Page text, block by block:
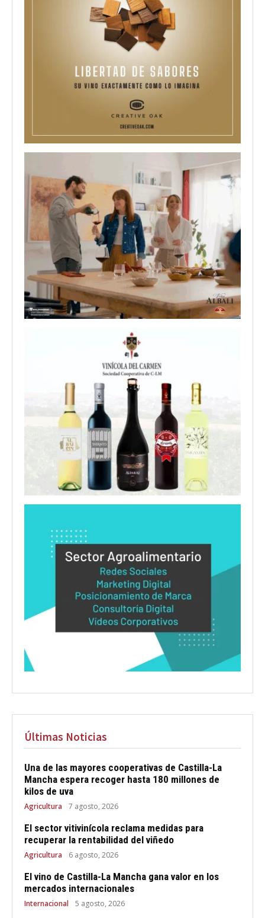
Últimas Noticias
Una de las mayores cooperativas de Castilla-La
Mancha espera recoger hasta 180 millones de
kilos de uva
Agricultura 7 agosto, 2026
El sector vitivinícola reclama medidas para
recuperar la rentabilidad del viñedo
Agricultura 6 agosto, 2026
El vino de Castilla-La Mancha gana valor en los
mercados internacionales
Internacional 5 agosto, 2026